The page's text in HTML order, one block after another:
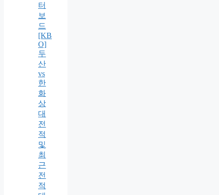
터
보
드
[KB
O]
두
산
vs
한
화
상
대
전
적
및
최
근
전
적